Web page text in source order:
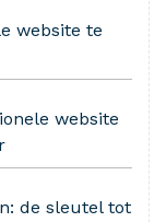
website te
website
de sleutel tot